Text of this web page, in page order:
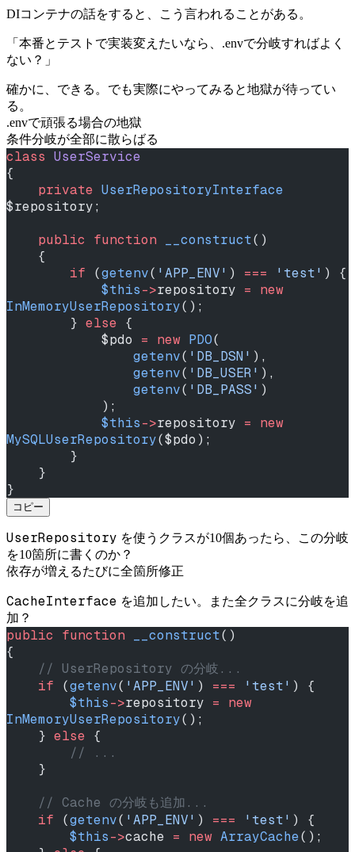
DIコンテナの話をすると、こう言われることがある。
「本番とテストで実装変えたいなら、.envで分岐すればよく
ない？」
確かに、できる。でも実際にやってみると地獄が待ってい
る。
.envで頑張る場合の地獄
条件分岐が全部に散らばる
class UserService
{
    private
UserRepositoryInterface
$repository;
    public
function __construct()
    {
        if
(getenv( 'APP_ENV' ) === 'test' ) {
            $this
->repository = new
InMemoryUserRepository();
        }
else {
            $pdo
= new PDO(
                getenv
( 'DB_DSN' ),
                getenv
( 'DB_USER' ),
                getenv
( 'DB_PASS' )
            );
            $this
->repository = new
MySQLUserRepository($pdo);
        }
    }
}
コピー
UserRepository を使うクラスが10個あったら、この分岐
を10箇所に書くのか？
依存が増えるたびに全箇所修正
CacheInterface を追加したい。また全クラスに分岐を追
加？
public function __construct()
{
    // UserRepository の分岐...
    if
(getenv( 'APP_ENV' ) === 'test' ) {
        $this
->repository = new
InMemoryUserRepository();
    }
else {
        // ...
    }
    // Cache の分岐も追加...
    if
(getenv( 'APP_ENV' ) === 'test' ) {
        $this
->cache = new ArrayCache();